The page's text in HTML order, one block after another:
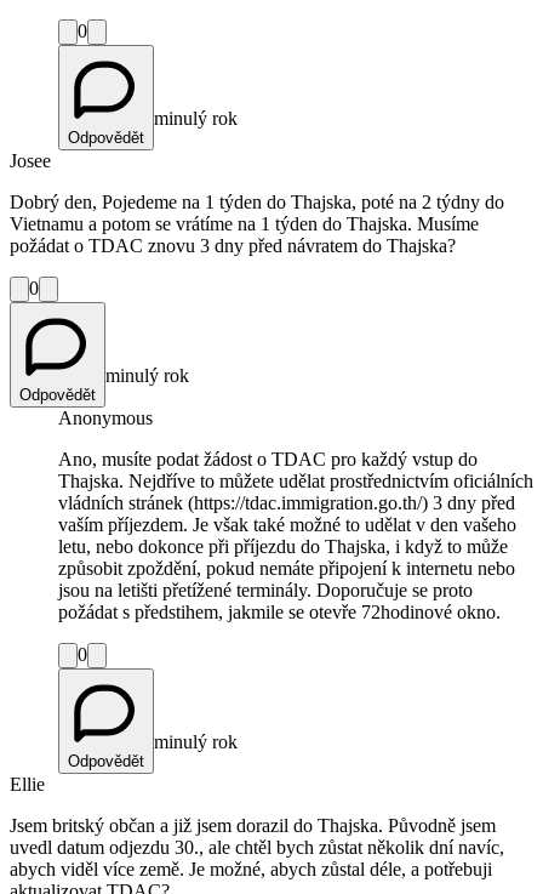
0
Odpovědět
minulý rok
Josee
Dobrý den, Pojedeme na 1 týden do Thajska, poté na 2 týdny do
Vietnamu a potom se vrátíme na 1 týden do Thajska. Musíme
požádat o TDAC znovu 3 dny před návratem do Thajska?
0
Odpovědět
minulý rok
Anonymous
Ano, musíte podat žádost o TDAC pro každý vstup do
Thajska. Nejdříve to můžete udělat prostřednictvím oficiálních
vládních stránek (https://tdac.immigration.go.th/) 3 dny před
vaším příjezdem. Je však také možné to udělat v den vašeho
letu, nebo dokonce při příjezdu do Thajska, i když to může
způsobit zpoždění, pokud nemáte připojení k internetu nebo
jsou na letišti přetížené terminály. Doporučuje se proto
požádat s předstihem, jakmile se otevře 72hodinové okno.
0
Odpovědět
minulý rok
Ellie
Jsem britský občan a již jsem dorazil do Thajska. Původně jsem
uvedl datum odjezdu 30., ale chtěl bych zůstat několik dní navíc,
abych viděl více země. Je možné, abych zůstal déle, a potřebuji